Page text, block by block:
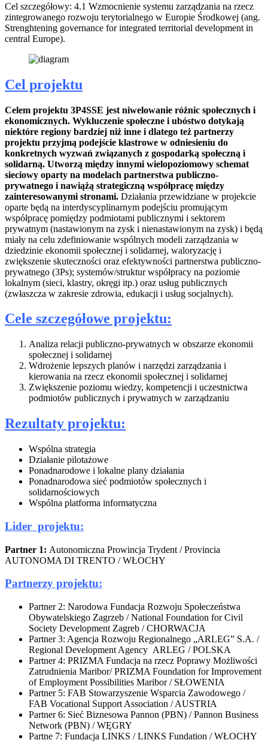
Cel szczegółowy: 4.1 Wzmocnienie systemu zarządzania na rzecz
zintegrowanego rozwoju terytorialnego w Europie Środkowej (ang.
Strenghtening governance for integrated territorial development in
central Europe).
Cel projektu
Celem projektu 3P4SSE jest niwelowanie różnic społecznych i
ekonomicznych. Wykluczenie społeczne i ubóstwo dotykają
niektóre regiony bardziej niż inne i dlatego też partnerzy
projektu przyjmą podejście klastrowe w odniesieniu do
konkretnych wyzwań związanych z gospodarką społeczną i
solidarną. Utworzą między innymi wielopoziomowy schemat
sieciowy oparty na modelach partnerstwa publiczno-
prywatnego i nawiążą strategiczną współpracę między
zainteresowanymi stronami. Działania przewidziane w projekcie
oparte będą na interdyscyplinarnym podejściu promującym
współpracę pomiędzy podmiotami publicznymi i sektorem
prywatnym (nastawionym na zysk i nienastawionym na zysk) i będą
miały na celu zdefiniowanie wspólnych modeli zarządzania w
dziedzinie ekonomii społecznej i solidarnej, waloryzację i
zwiększenie skuteczności oraz efektywności partnerstwa publiczno-
prywatnego (3Ps); systemów/struktur współpracy na poziomie
lokalnym (sieci, klastry, okręgi itp.) oraz usług publicznych
(zwłaszcza w zakresie zdrowia, edukacji i usług socjalnych).
Cele szczegółowe projektu:
Analiza relacji publiczno-prywatnych w obszarze ekonomii
społecznej i solidarnej
Wdrożenie lepszych planów i narzędzi zarządzania i
kierowania na rzecz ekonomii społecznej i solidarnej
Zwiększenie poziomu wiedzy, kompetencji i uczestnictwa
podmiotów publicznych i prywatnych w zarządzaniu
Rezultaty projektu:
Wspólna strategia
Działanie pilotażowe
Ponadnarodowe i lokalne plany działania
Ponadnarodowa sieć podmiotów społecznych i
solidarnościowych
Wspólna platforma informatyczna
Lider projektu:
Partner 1: Autonomiczna Prowincja Trydent / Provincia
AUTONOMA DI TRENTO / WŁOCHY
Partnerzy projektu:
Partner 2: Narodowa Fundacja Rozwoju Społeczeństwa
Obywatelskiego Zagrzeb / National Foundation for Civil
Society Development Zagreb / CHORWACJA
Partner 3: Agencja Rozwoju Regionalnego „ARLEG” S.A. /
Regional Development Agency ARLEG / POLSKA
Partner 4: PRIZMA Fundacja na rzecz Poprawy Możliwości
Zatrudnienia Maribor/ PRIZMA Foundation for Improvement
of Employment Possibilities Maribor / SŁOWENIA
Partner 5: FAB Stowarzyszenie Wsparcia Zawodowego /
FAB Vocational Support Association / AUSTRIA
Partner 6: Sieć Biznesowa Pannon (PBN) / Pannon Business
Network (PBN) / WĘGRY
Partne 7: Fundacja LINKS / LINKS Fundation / WŁOCHY